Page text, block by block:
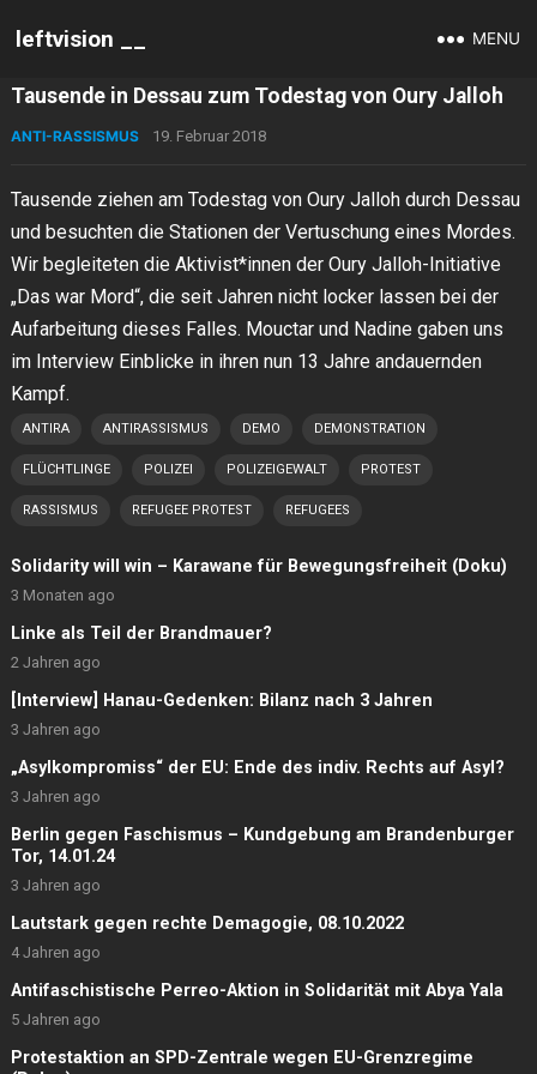
leftvision __ MENU
Tausende in Dessau zum Todestag von Oury Jalloh
ANTI-RASSISMUS 19. Februar 2018
Tausende ziehen am Todestag von Oury Jalloh durch Dessau
und besuchten die Stationen der Vertuschung eines Mordes.
Wir begleiteten die Aktivist*innen der Oury Jalloh-Initiative
„Das war Mord​“, die seit Jahren nicht locker lassen bei der
Aufarbeitung dieses Falles. Mouctar und Nadine gaben uns
im Interview Einblicke in ihren nun 13 Jahre andauernden
Kampf.
ANTIRA ANTIRASSISMUS DEMO DEMONSTRATION
FLÜCHTLINGE POLIZEI POLIZEIGEWALT PROTEST
RASSISMUS REFUGEE PROTEST REFUGEES
Solidarity will win – Karawane für Bewegungsfreiheit (Doku)
3 Monaten ago
Linke als Teil der Brandmauer?
2 Jahren ago
[Interview] Hanau-Gedenken: Bilanz nach 3 Jahren
3 Jahren ago
„Asylkompromiss“ der EU: Ende des indiv. Rechts auf Asyl?
3 Jahren ago
Berlin gegen Faschismus – Kundgebung am Brandenburger
Tor, 14.01.24
3 Jahren ago
Lautstark gegen rechte Demagogie, 08.10.2022
4 Jahren ago
Antifaschistische Perreo-Aktion in Solidarität mit Abya Yala
5 Jahren ago
Protestaktion an SPD-Zentrale wegen EU-Grenzregime